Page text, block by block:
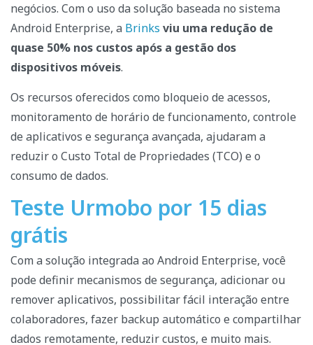
negócios. Com o uso da solução baseada no sistema
Android Enterprise, a Brinks viu uma redução de
quase 50% nos custos após a gestão dos
dispositivos móveis.
Os recursos oferecidos como bloqueio de acessos,
monitoramento de horário de funcionamento, controle
de aplicativos e segurança avançada, ajudaram a
reduzir o Custo Total de Propriedades (TCO) e o
consumo de dados.
Teste Urmobo por 15 dias
grátis
Com a solução integrada ao Android Enterprise, você
pode definir mecanismos de segurança, adicionar ou
remover aplicativos, possibilitar fácil interação entre
colaboradores, fazer backup automático e compartilhar
dados remotamente, reduzir custos, e muito mais.